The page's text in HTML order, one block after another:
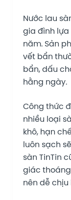
Nước lau
gia đình
năm. Sản
vết bẩn
bẩn, dấu
hằng ngày.
Công thức
nhiều loại
khô, hạn
luôn sạch
sàn TinTin
giác
nên dễ